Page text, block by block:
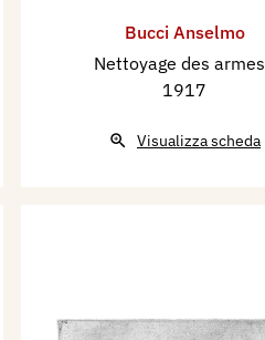
Bucci Anselmo
Nettoyage des armes
1917
Visualizza scheda